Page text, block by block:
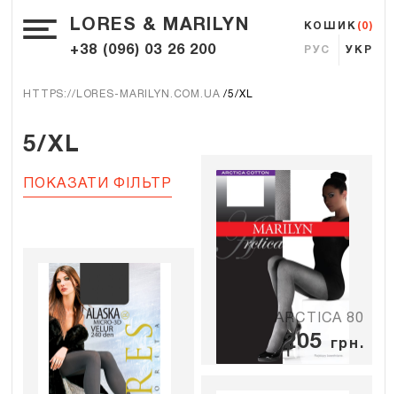
LORES & MARILYN
+38 (096) 03 26 200 РУС УКР
КОШИК (0)
HTTPS://LORES-MARILYN.COM.UA 5/XL
5/XL
ПОКАЗАТИ ФІЛЬТР
ARCTICA 80
205 грн.